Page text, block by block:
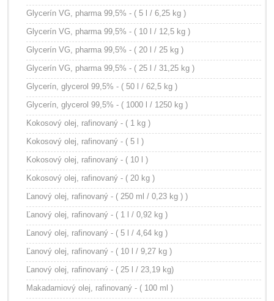
Glycerín VG, pharma 99,5% - ( 5 l / 6,25 kg )
Glycerín VG, pharma 99,5% - ( 10 l / 12,5 kg )
Glycerín VG, pharma 99,5% - ( 20 l / 25 kg )
Glycerín VG, pharma 99,5% - ( 25 l / 31,25 kg )
Glycerín, glycerol 99,5% - ( 50 l / 62,5 kg )
Glycerín, glycerol 99,5% - ( 1000 l / 1250 kg )
Kokosový olej, rafinovaný - ( 1 kg )
Kokosový olej, rafinovaný - ( 5 l )
Kokosový olej, rafinovaný - ( 10 l )
Kokosový olej, rafinovaný - ( 20 kg )
Ľanový olej, rafinovaný - ( 250 ml / 0,23 kg ) )
Ľanový olej, rafinovaný - ( 1 l / 0,92 kg )
Ľanový olej, rafinovaný - ( 5 l / 4,64 kg )
Ľanový olej, rafinovaný - ( 10 l / 9,27 kg )
Ľanový olej, rafinovaný - ( 25 l / 23,19 kg)
Makadamiový olej, rafinovaný - ( 100 ml )